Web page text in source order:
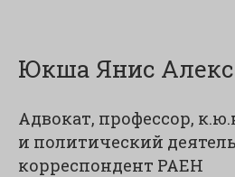
Юкша Янис
Адвокат, профессор,
и политический
корреспондент РАЕН